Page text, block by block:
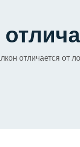
отличается от